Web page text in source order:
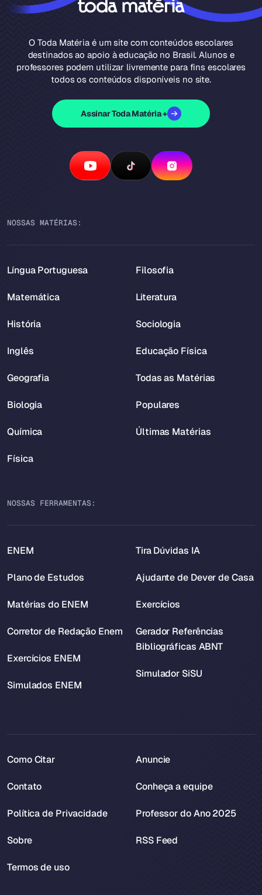
O Toda Matéria é um site com conteúdos escolares
destinados ao apoio à educação no Brasil. Alunos e
professores podem utilizar livremente para fins escolares
todos os conteúdos disponíveis no site.
Assinar Toda Matéria +
NOSSAS MATÉRIAS:
Língua Portuguesa
Matemática
História
Inglês
Geografia
Biologia
Química
Física
Filosofia
Literatura
Sociologia
Educação Física
Todas as Matérias
Populares
Últimas Matérias
NOSSAS FERRAMENTAS:
ENEM
Plano de Estudos
Matérias do ENEM
Corretor de Redação Enem
Exercícios ENEM
Simulados ENEM
Tira Dúvidas IA
Ajudante de Dever de Casa
Exercícios
Gerador Referências
Bibliográficas ABNT
Simulador SiSU
Como Citar
Contato
Política de Privacidade
Sobre
Termos de uso
Anuncie
Conheça a equipe
Professor do Ano 2025
RSS Feed